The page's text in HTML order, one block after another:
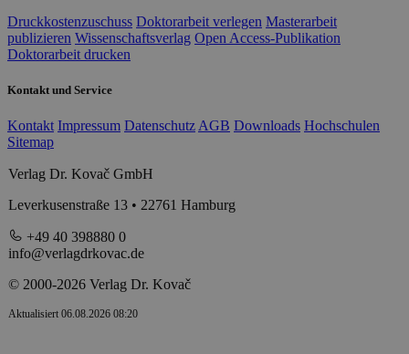
Druckkostenzuschuss Doktorarbeit verlegen Masterarbeit
publizieren Wissenschaftsverlag Open Access-Publikation
Doktorarbeit drucken
Kontakt und Service
Kontakt Impressum Datenschutz AGB Downloads Hochschulen
Sitemap
Verlag Dr. Kovač GmbH
Leverkusenstraße 13 • 22761 Hamburg
+49 40 398880 0
info@verlagdrkovac.de
© 2000-2026 Verlag Dr. Kovač
Aktualisiert 06.08.2026 08:20